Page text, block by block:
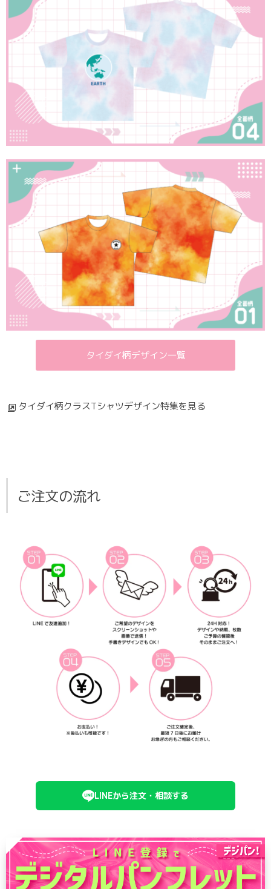
タイダイ柄デザイン一覧
タイダイ柄クラスTシャツデザイン特集を見る
ご注文の流れ
LINEから注文・相談する